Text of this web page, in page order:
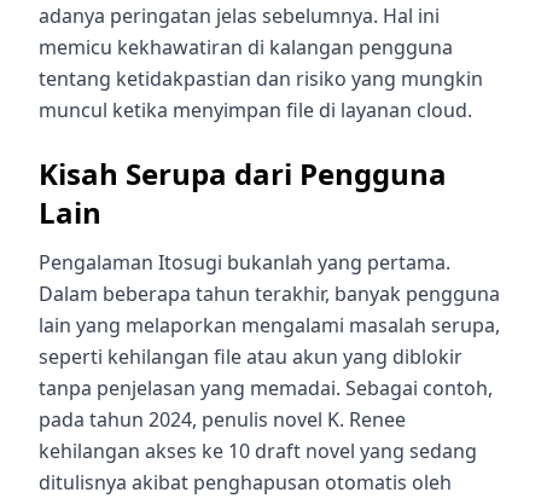
adanya peringatan jelas sebelumnya. Hal ini
memicu kekhawatiran di kalangan pengguna
tentang ketidakpastian dan risiko yang mungkin
muncul ketika menyimpan file di layanan cloud.
Kisah Serupa dari Pengguna
Lain
Pengalaman Itosugi bukanlah yang pertama.
Dalam beberapa tahun terakhir, banyak pengguna
lain yang melaporkan mengalami masalah serupa,
seperti kehilangan file atau akun yang diblokir
tanpa penjelasan yang memadai. Sebagai contoh,
pada tahun 2024, penulis novel K. Renee
kehilangan akses ke 10 draft novel yang sedang
ditulisnya akibat penghapusan otomatis oleh